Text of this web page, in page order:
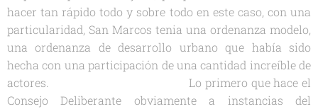
hacer tan rápido todo y sobre todo en este caso, con una
particularidad, San Marcos tenia una ordenanza modelo,
una ordenanza de desarrollo urbano que había sido
hecha con una participación de una cantidad increíble de
actores. Lo primero que hace el
Consejo Deliberante obviamente a instancias del